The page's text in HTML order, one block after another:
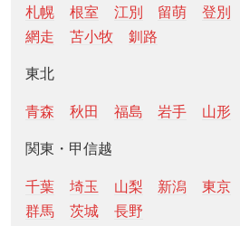
札幌
根室 江別 留萌 登別
網走
苫小牧 釧路
東北
青森 秋田 福島 岩手 山形
関東・甲信越
千葉 埼玉 山梨 新潟 東京
群馬
茨城 長野